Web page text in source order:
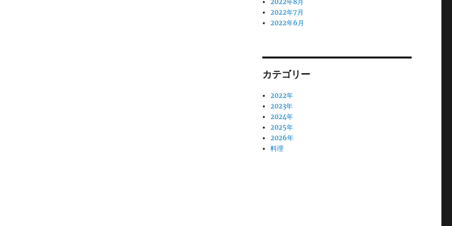
2022年8月
2022年7月
2022年6月
カテゴリー
2022年
2023年
2024年
2025年
2026年
料理